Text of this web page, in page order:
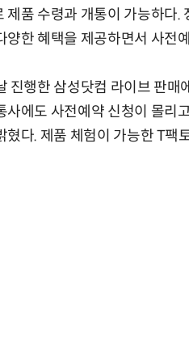
제품 수령과 개통이 가능하다.
양한 혜택을 제공하면서 사전
진행한 삼성닷컴 라이브 판
사에도 사전예약 신청이 몰리
혔다. 제품 체험이 가능한 T팩